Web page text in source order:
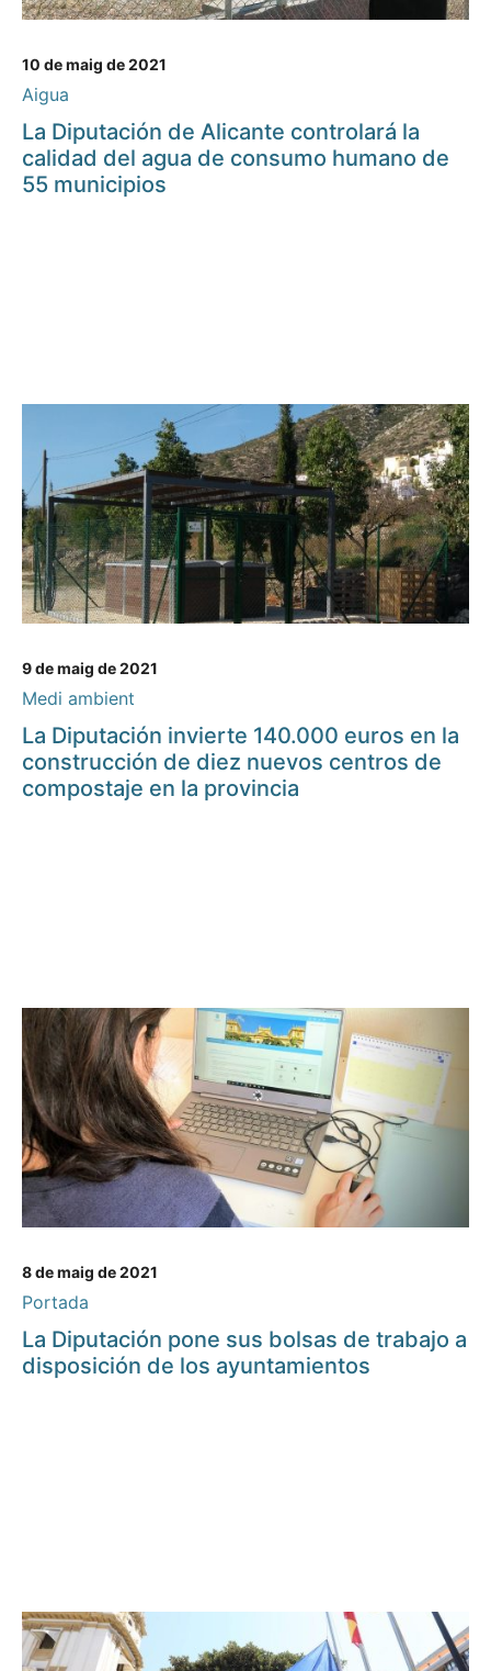
10 de maig de 2021
Aigua
La Diputación de Alicante controlará la
calidad del agua de consumo humano de
55 municipios
9 de maig de 2021
Medi ambient
La Diputación invierte 140.000 euros en la
construcción de diez nuevos centros de
compostaje en la provincia
8 de maig de 2021
Portada
La Diputación pone sus bolsas de trabajo a
disposición de los ayuntamientos